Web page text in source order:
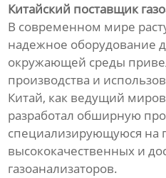
Новости
Контакты
Китайский поставщик
В современном мире
надежное оборудование
окружающей среды
производства и
Китай, как ведущий
разработал обширную
специализирующуюся на
высококачественных и
газоанализаторов.